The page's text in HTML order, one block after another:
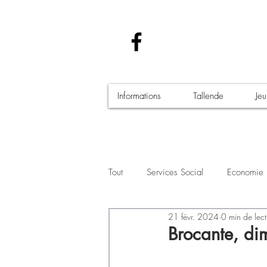
Informations Tallende
Tout Services Social Economie
Santé - Covid-19 Culture
Brocante,
21 févr. 2024 0 min de